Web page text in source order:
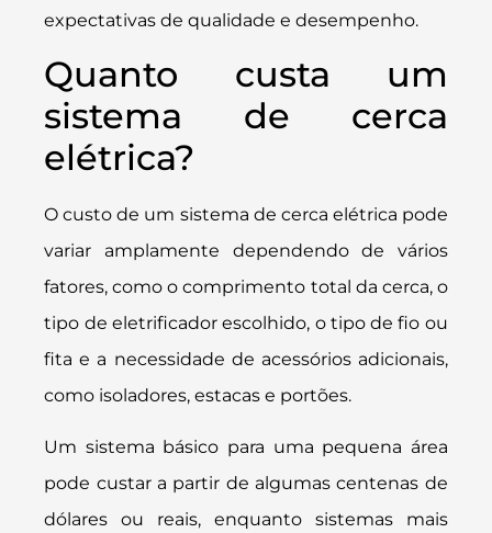
expectativas de qualidade e desempenho.
Quanto custa um
sistema de cerca
elétrica?
O custo de um sistema de cerca elétrica pode
variar amplamente dependendo de vários
fatores, como o comprimento total da cerca, o
tipo de eletrificador escolhido, o tipo de fio ou
fita e a necessidade de acessórios adicionais,
como isoladores, estacas e portões.
Um sistema básico para uma pequena área
pode custar a partir de algumas centenas de
dólares ou reais, enquanto sistemas mais